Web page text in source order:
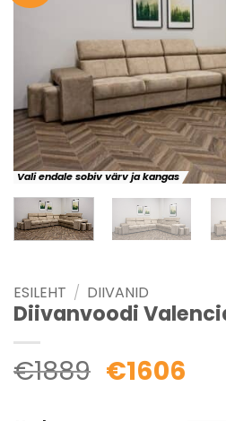
Vali endale sobiv värv ja kangas
ESILEHT / DIIVANID
Diivanvoodi
€1889 €1606